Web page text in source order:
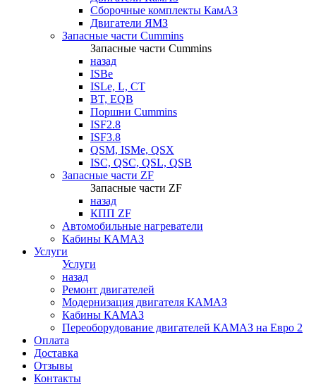
Сборочные комплекты КамАЗ
Двигатели ЯМЗ
Запасные части Cummins
Запасные части Cummins
назад
ISBe
ISLe, L, CT
BT, EQB
Поршни Cummins
ISF2.8
ISF3.8
QSM, ISMe, QSX
ISC, QSC, QSL, QSB
Запасные части ZF
Запасные части ZF
назад
КПП ZF
Автомобильные нагреватели
Кабины КАМАЗ
Услуги
Услуги
назад
Ремонт двигателей
Модернизация двигателя КАМАЗ
Кабины КАМАЗ
Переоборудование двигателей КАМАЗ на Евро 2
Оплата
Доставка
Отзывы
Контакты